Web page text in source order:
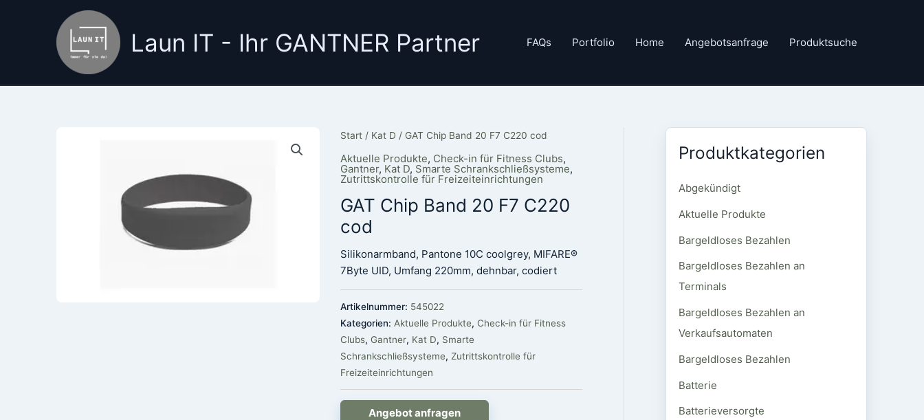
Laun IT - Ihr GANTNER Partner FAQs Portfolio Home Angebotsanfrage Produktsuche
Start / Kat D / GAT Chip Band 20 F7 C220 cod
Aktuelle Produkte, Check-in für Fitness Clubs,
Gantner, Kat D, Smarte Schrankschließsysteme,
Zutrittskontrolle für Freizeiteinrichtungen
GAT Chip Band 20 F7 C220
cod
Silikonarmband, Pantone 10C coolgrey, MIFARE®
7Byte UID, Umfang 220mm, dehnbar, codiert
Artikelnummer: 545022
Kategorien: Aktuelle Produkte,Check-in für Fitness
Clubs,Gantner, Kat D, Smarte
Schrankschließsysteme,Zutrittskontrolle für
Freizeiteinrichtungen
Angebot anfragen
Produktkategorien
Abgekündigt
Aktuelle Produkte
Bargeldloses Bezahlen
Bargeldloses Bezahlen an
Terminals
Bargeldloses Bezahlen an
Verkaufsautomaten
Bargeldloses Bezahlen
Batterie
Batterieversorgte